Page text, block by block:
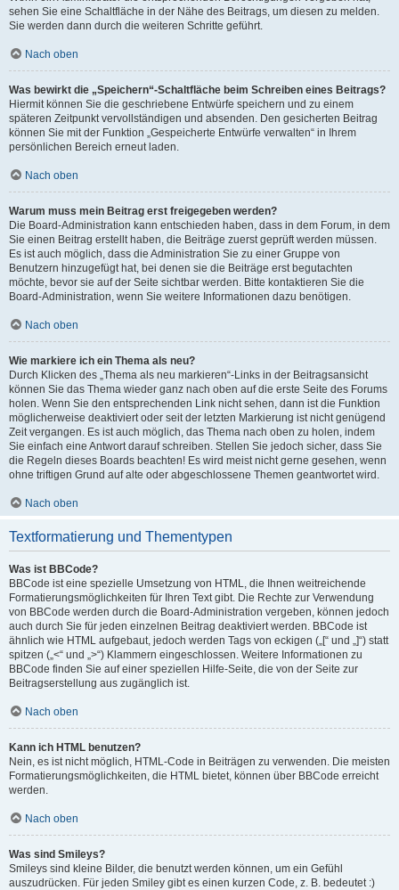
sehen Sie eine Schaltfläche in der Nähe des Beitrags, um diesen zu melden.
Sie werden dann durch die weiteren Schritte geführt.
Nach oben
Was bewirkt die „Speichern“-Schaltfläche beim Schreiben eines Beitrags?
Hiermit können Sie die geschriebene Entwürfe speichern und zu einem
späteren Zeitpunkt vervollständigen und absenden. Den gesicherten Beitrag
können Sie mit der Funktion „Gespeicherte Entwürfe verwalten“ in Ihrem
persönlichen Bereich erneut laden.
Nach oben
Warum muss mein Beitrag erst freigegeben werden?
Die Board-Administration kann entschieden haben, dass in dem Forum, in dem
Sie einen Beitrag erstellt haben, die Beiträge zuerst geprüft werden müssen.
Es ist auch möglich, dass die Administration Sie zu einer Gruppe von
Benutzern hinzugefügt hat, bei denen sie die Beiträge erst begutachten
möchte, bevor sie auf der Seite sichtbar werden. Bitte kontaktieren Sie die
Board-Administration, wenn Sie weitere Informationen dazu benötigen.
Nach oben
Wie markiere ich ein Thema als neu?
Durch Klicken des „Thema als neu markieren“-Links in der Beitragsansicht
können Sie das Thema wieder ganz nach oben auf die erste Seite des Forums
holen. Wenn Sie den entsprechenden Link nicht sehen, dann ist die Funktion
möglicherweise deaktiviert oder seit der letzten Markierung ist nicht genügend
Zeit vergangen. Es ist auch möglich, das Thema nach oben zu holen, indem
Sie einfach eine Antwort darauf schreiben. Stellen Sie jedoch sicher, dass Sie
die Regeln dieses Boards beachten! Es wird meist nicht gerne gesehen, wenn
ohne triftigen Grund auf alte oder abgeschlossene Themen geantwortet wird.
Nach oben
Textformatierung und Thementypen
Was ist BBCode?
BBCode ist eine spezielle Umsetzung von HTML, die Ihnen weitreichende
Formatierungsmöglichkeiten für Ihren Text gibt. Die Rechte zur Verwendung
von BBCode werden durch die Board-Administration vergeben, können jedoch
auch durch Sie für jeden einzelnen Beitrag deaktiviert werden. BBCode ist
ähnlich wie HTML aufgebaut, jedoch werden Tags von eckigen („[“ und „]“) statt
spitzen („<“ und „>“) Klammern eingeschlossen. Weitere Informationen zu
BBCode finden Sie auf einer speziellen Hilfe-Seite, die von der Seite zur
Beitragserstellung aus zugänglich ist.
Nach oben
Kann ich HTML benutzen?
Nein, es ist nicht möglich, HTML-Code in Beiträgen zu verwenden. Die meisten
Formatierungsmöglichkeiten, die HTML bietet, können über BBCode erreicht
werden.
Nach oben
Was sind Smileys?
Smileys sind kleine Bilder, die benutzt werden können, um ein Gefühl
auszudrücken. Für jeden Smiley gibt es einen kurzen Code, z. B. bedeutet :)